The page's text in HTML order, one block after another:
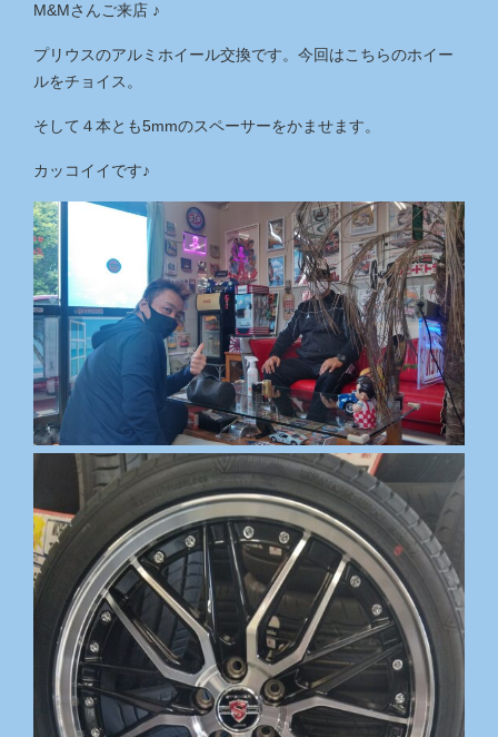
M&Mさんご来店 ♪
プリウスのアルミホイール交換です。今回はこちらのホイー
ルをチョイス。
そして４本とも5mmのスペーサーをかませます。
カッコイイです♪